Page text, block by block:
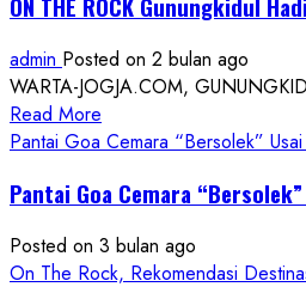
ON THE ROCK Gunungkidul
admin Posted on 2 bulan ago
WARTA-JOGJA.COM,
Read More
more
ON
ROCK
Gunungkidul
Pantai Goa Cemara “Bersolek”
Pantai Goa Cemara
Posted on 3 bulan ago
On The Rock, Rekomendasi